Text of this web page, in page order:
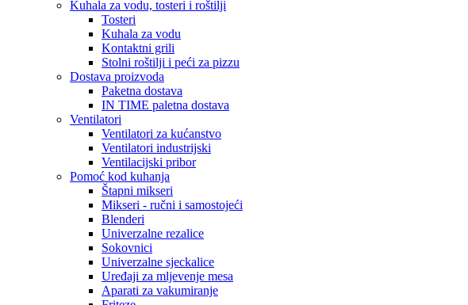
Kuhala za vodu, tosteri i roštilji
Tosteri
Kuhala za vodu
Kontaktni grili
Stolni roštilji i peći za pizzu
Dostava proizvoda
Paketna dostava
IN TIME paletna dostava
Ventilatori
Ventilatori za kućanstvo
Ventilatori industrijski
Ventilacijski pribor
Pomoć kod kuhanja
Štapni mikseri
Mikseri - ručni i samostojeći
Blenderi
Univerzalne rezalice
Sokovnici
Univerzalne sjeckalice
Uređaji za mljevenje mesa
Aparati za vakumiranje